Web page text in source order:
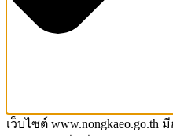
เว็บไซต์